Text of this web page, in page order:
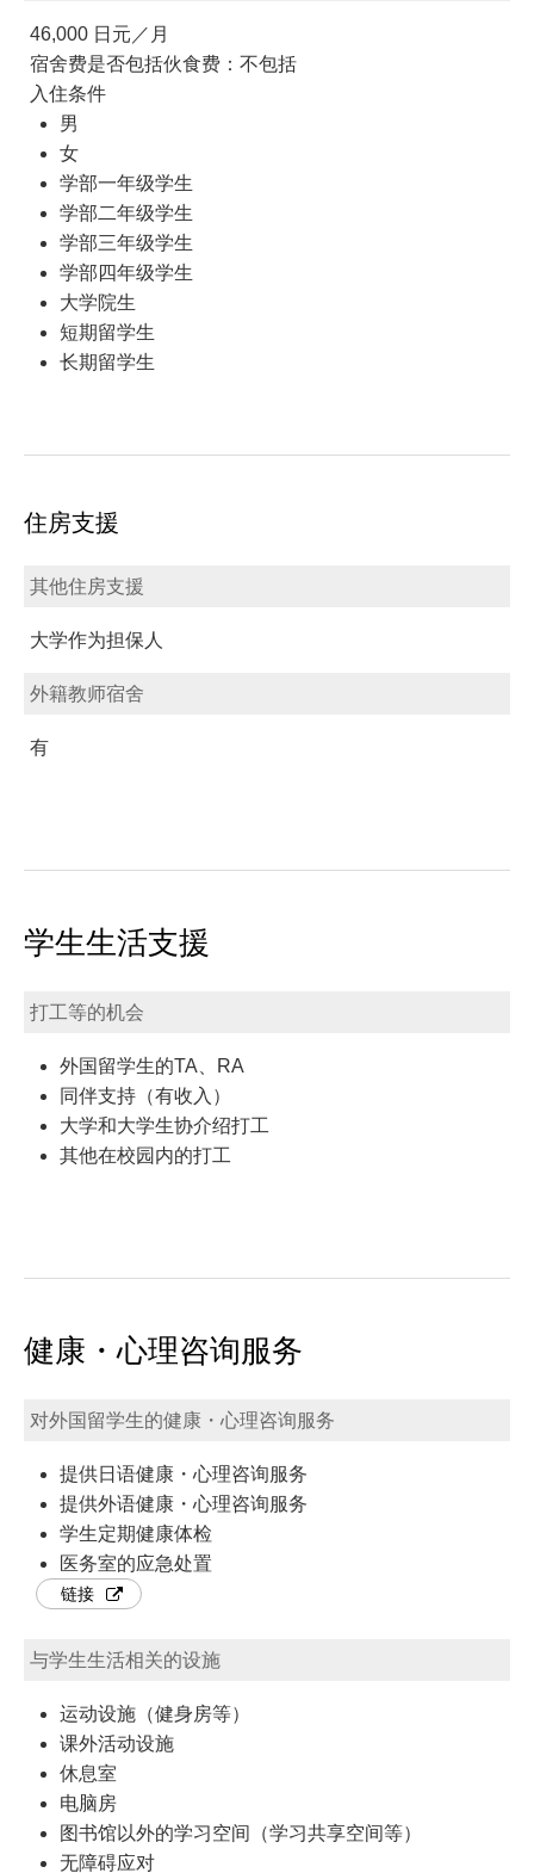
46,000 日元／月
宿舍费是否包括伙食费：不包括
入住条件
男
女
学部一年级学生
学部二年级学生
学部三年级学生
学部四年级学生
大学院生
短期留学生
长期留学生
住房支援
其他住房支援
大学作为担保人
外籍教师宿舍
有
学生生活支援
打工等的机会
外国留学生的TA、RA
同伴支持（有收入）
大学和大学生协介绍打工
其他在校园内的打工
健康・心理咨询服务
对外国留学生的健康・心理咨询服务
提供日语健康・心理咨询服务
提供外语健康・心理咨询服务
学生定期健康体检
医务室的应急处置
链接
与学生生活相关的设施
运动设施（健身房等）
课外活动设施
休息室
电脑房
图书馆以外的学习空间（学习共享空间等）
无障碍应对